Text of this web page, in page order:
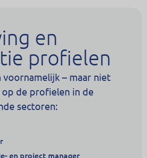
en
profielen
voornamelijk – maar niet
op de profielen in de
sectoren:
en project manager